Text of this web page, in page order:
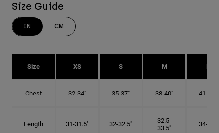
Size Guide
IN CM
Size XS S M L
Chest 32-34" 35-37" 38-40" 41-43"
Length 31-31.5" 32-32.5"
32.5-
33.5"
34-35"